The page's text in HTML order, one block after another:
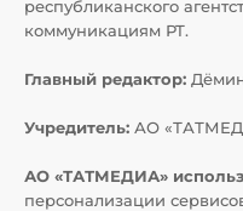
республиканского
коммуникациям РТ.
Главный редактор:
Учредитель: АО
АО «ТАТМЕДИА»
персонализации